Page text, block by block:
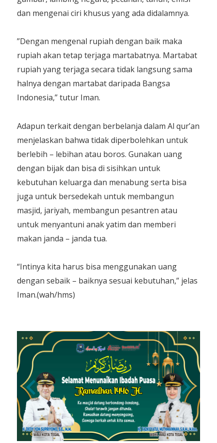
dan mengenai ciri khusus yang ada didalamnya.
”Dengan mengenal rupiah dengan baik maka
rupiah akan tetap terjaga martabatnya. Martabat
rupiah yang terjaga secara tidak langsung sama
halnya dengan martabat daripada Bangsa
Indonesia,” tutur Iman.
Adapun terkait dengan berbelanja dalam Al qur’an
menjelaskan bahwa tidak diperbolehkan untuk
berlebih – lebihan atau boros. Gunakan uang
dengan bijak dan bisa di sisihkan untuk
kebutuhan keluarga dan menabung serta bisa
juga untuk bersedekah untuk membangun
masjid, jariyah, membangun pesantren atau
untuk menyantuni anak yatim dan memberi
makan janda – janda tua.
“Intinya kita harus bisa menggunakan uang
dengan sebaik – baiknya sesuai kebutuhan,” jelas
Iman.(wah/hms)